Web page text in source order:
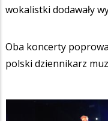
wokalistki dodawały
Oba koncerty
polski dziennikarz